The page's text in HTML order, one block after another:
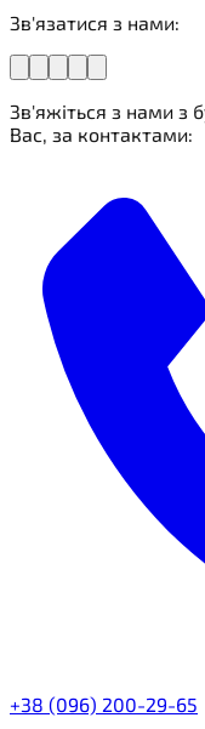
Зв'язатися з нами:
Зв'яжіться з нами з
Вас, за контактами:
+38 (096) 200-29-65